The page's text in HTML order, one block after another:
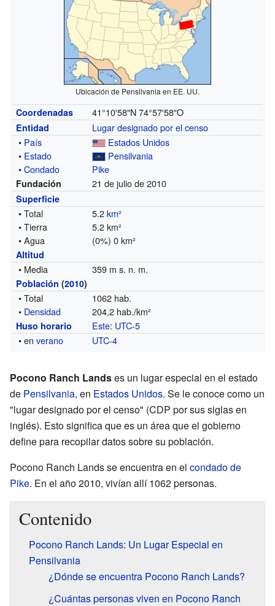
Ubicación de Pensilvania en EE. UU.
Coordenadas 41°10′58″N 74°57′58″O
Entidad
Lugar designado por el censo
• País
Estados Unidos
• Estado
Pensilvania
•Condado Pike
Fundación 21 de julio de 2010
Superficie
• Total 5.2km²
• Tierra
5.2 km²
• Agua
(0%) 0 km²
Altitud
• Media 359 m s. n. m.
Población (2010)
• Total
1062 hab.
• Densidad 204,2 hab./km²
Huso horario Este: UTC-5
• enverano UTC-4
Pocono Ranch Landses un lugar especial en el estado
de Pensilvania, en Estados Unidos. Se le conoce como un
"lugar designado por el censo" (CDP por sus siglas en
inglés). Esto significa que es un área que el gobierno
define para recopilar datos sobre su población.
Pocono Ranch Lands se encuentra en el condado de
Pike. En el año 2010, vivían allí 1062 personas.
Contenido
Pocono Ranch Lands: Un Lugar Especial en
Pensilvania
¿Dónde se encuentra Pocono Ranch Lands?
¿Cuántas personas viven en Pocono Ranch